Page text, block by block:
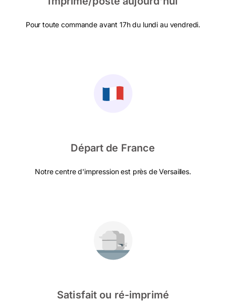
Pour toute commande avant 17h du lundi au vendredi.
Départ de France
Notre centre d'impression est près de Versailles.
Satisfait ou ré-imprimé